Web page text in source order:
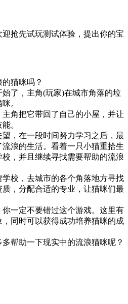
抢先试玩测试体验，提出你的宝
猫咪吗？
了，主角(玩家)在城市角落的垃
。
角把它带回了自己的小屋，并让
。
，在一段时间努力学习之后，最
浪的生活。看着一只小猫重拾生
，并且继续寻找需要帮助的流浪
校，去城市的各个角落地方寻找
，分配合适的专业，让猫咪们最
一定不要错过这个游戏。这里有
同时可以获得成功培养猫咪的成
帮助一下现实中的流浪猫咪呢？